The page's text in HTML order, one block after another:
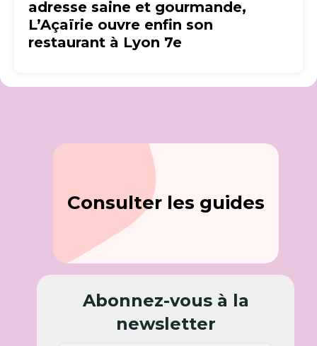
adresse saine et gourmande,
L’Açaïrie ouvre enfin son
restaurant à Lyon 7e
Consulter les guides
Abonnez-vous à la
newsletter